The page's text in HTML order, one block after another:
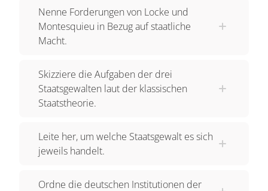
absoluten Monarchie. Sie stellten den Mächtigen
die Frage nach Sinn und Nutzen ihrer Macht.
der Menschen in einem Staat den Prinzipien von
Gleichheit und Freiheit beruhen. Die
Hauptaufgabe des Staates sahen sie in der
Einzelnen, wie dem Recht auf Eigentum und dem
Recht auf Unversehrtheit der Person. Die
Erfüllung dieser Aufgaben. Außerdem sollte die
Nenne Forderungen von Locke und
Montesquieu in Bezug auf staatliche
Macht.
Skizziere die Aufgaben der drei
Staatsgewalten laut der klassischen
Staatstheorie.
Leite her, um welche Staatsgewalt es sich
jeweils handelt.
Ordne die deutschen Institutionen der